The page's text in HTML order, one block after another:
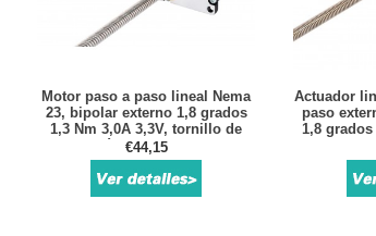
Motor paso a paso lineal Nema
23, bipolar externo 1,8 grados
1,3 Nm 3,0A 3,3V, tornillo de
revolución de plomo 150mm
€44,15
Actuador
paso
1,8 grados
Tornillo